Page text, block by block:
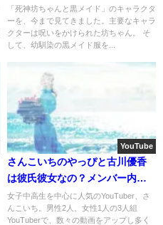
は？過去は？
「死神坊ちゃんと黒メイド」のキャラクタ
ーを、今まで見てきました。主要なキャラ
クターは呪いをかけられた坊ちゃん。 そ
して、幼馴染の黒メイド服を...
YouTube
さんこいちのやっぴと古川優香
は彼氏彼女なの？メンバー内の
関係性は？
女子中高生を中心に人気のYouTuber、さ
んこいち。男性2人、女性1人の3人組
YouTuberで、数々の動画をアップし多く